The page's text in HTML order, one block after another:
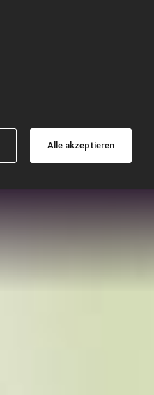
Alle akzeptieren